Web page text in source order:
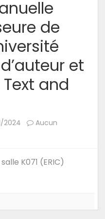
de
et
and
2024
Aucun
K071 (ERIC)